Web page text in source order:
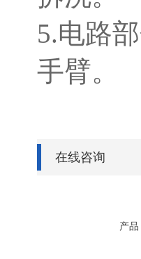
5.电路
手臂。
在线咨询
产品